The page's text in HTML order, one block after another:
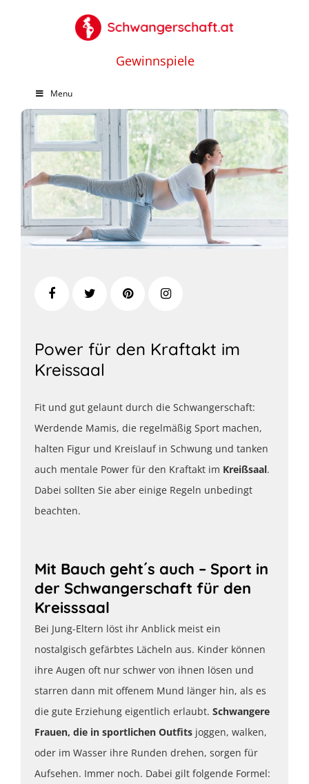
Gewinnspiele
Menu
Power für den Kraftakt im
Kreissaal
Fit und gut gelaunt durch die Schwangerschaft:
Werdende Mamis, die regelmäßig Sport machen,
halten Figur und Kreislauf in Schwung und tanken
auch mentale Power für den Kraftakt im Kreißsaal.
Dabei sollten Sie aber einige Regeln unbedingt
beachten.
Mit Bauch geht´s auch – Sport in
der Schwangerschaft für den
Kreisssaal
Bei Jung-Eltern löst ihr Anblick meist ein
nostalgisch gefärbtes Lächeln aus. Kinder können
ihre Augen oft nur schwer von ihnen lösen und
starren dann mit offenem Mund länger hin, als es
die gute Erziehung eigentlich erlaubt. Schwangere
Frauen, die in sportlichen Outfits joggen, walken,
oder im Wasser ihre Runden drehen, sorgen für
Aufsehen. Immer noch. Dabei gilt folgende Formel: